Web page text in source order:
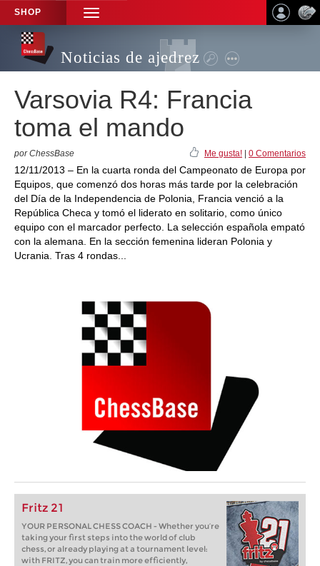
SHOP
TOGGLE
NAVIGATION
Noticias de ajedrez
Varsovia R4: Francia
toma el mando
por ChessBase Me gusta! 0 Comentarios
12/11/2013 – En la cuarta ronda del Campeonato de Europa por
Equipos, que comenzó dos horas más tarde por la celebración
del Día de la Independencia de Polonia, Francia venció a la
República Checa y tomó el liderato en solitario, como único
equipo con el marcador perfecto. La selección española empató
con la alemana. En la sección femenina lideran Polonia y
Ucrania. Tras 4 rondas...
Fritz 21
YOUR PERSONAL CHESS COACH - Whether you’re
taking your first steps into the world of club
chess, or already playing at a tournament level:
with FRITZ, you can train more efficiently,